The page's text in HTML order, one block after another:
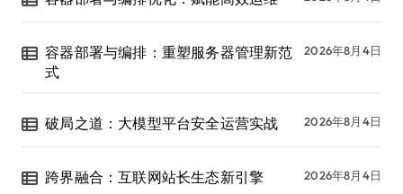
容器部署与编排：重塑服务器管理新范
式
2026年8月4日
破局之道：大模型平台安全运营实战 2026年8月4日
跨界融合：互联网站长生态新引擎 2026年8月4日